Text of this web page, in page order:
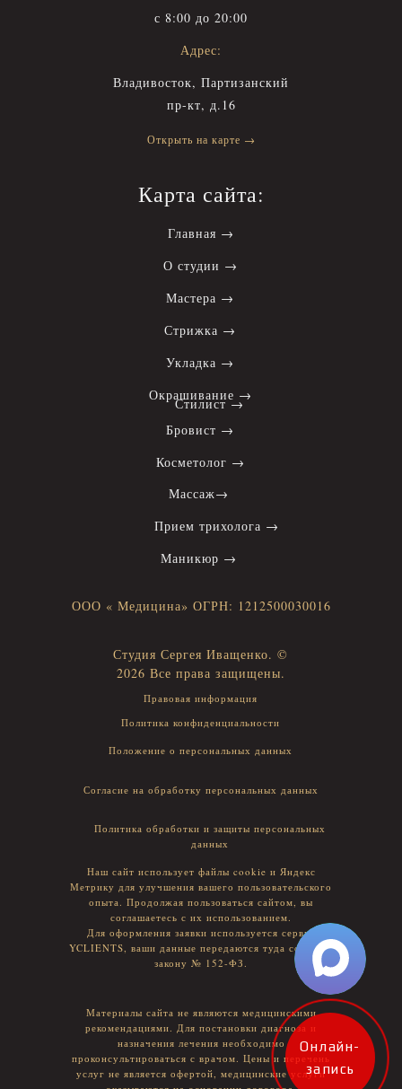
с 8:00 до 20:00
Владивосток, Партизанский
пр-кт, д.16
Открыть на карте →
Главная →
О студии →
Мастера →
Стрижка →
Укладка →
Окрашивание →
Стилист →
Прием трихолога →
Маникюр →
Массаж→
Бровист →
Косметолог →
ООО « Медицина» ОГРН: 1212500030016
Студия Сергея Иващенко. ©
2026 Все права защищены.
Карта сайта:
Адрес:
Наш сайт использует файлы cookie и Яндекс
Метрику для улучшения вашего пользовательского
опыта. Продолжая пользоваться сайтом, вы
соглашаетесь с их использованием.
Для оформления заявки используется сервис
YCLIENTS, ваши данные передаются туда согласно
закону № 152-ФЗ.
Правовая информация
Положение о персональных данных
Материалы сайта не являются медицинскими
рекомендациями. Для постановки диагноза и
назначения лечения необходимо
проконсультироваться с врачом. Цены и перечень
услуг не является офертой, медицинские услуги
Политика конфиденциальности
Политика обработки и защиты персональных
данных
Согласие на обработку персональных данных
Онлайн-
запись